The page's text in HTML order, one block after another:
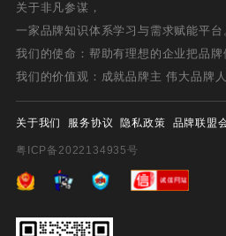
关于非凡参谋，
一家品牌知识体系学习与需求赋能平台
我们的使命：帮助有理想的企业把品牌
我们的价值观：成就品牌主 伟大品牌人
关于我们 服务协议 隐私政策 品牌联盟
粤ICP备2022134935号